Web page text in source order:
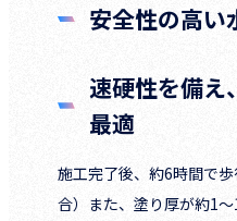
安全性の高い
速硬性を備え
最適
施工完了後、約6時間で
合）また、塗り厚が約1